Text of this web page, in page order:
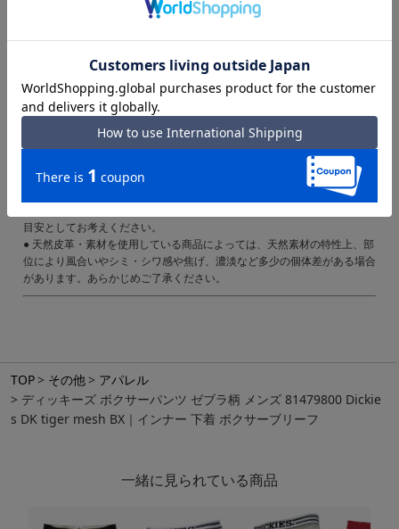
TOP その他
アパレル
ディッキーズ ボクサーパンツ ゼブラ柄 メンズ 81479800 Dickie
s DK tiger mesh BX｜インナー 下着 ボクサーブリーフ
備考｜中国製
ご注意ください｜
● 商品の画像は、できるだけ商品に近いカラーにて掲載をしております。
お客様のモニターの発色または設定により、実際の色味と異なる場合もあ
ります。あらかじめご了承ください。
● メーカーサイズ、もしくは実際に測った寸法となります。商品の素材等
目安としてお考えください。
● 天然皮革・素材を使用している商品によっては、天然素材の特性上、部
位により風合いやシミ・シワ感や焦げ、濃淡など多少の個体差がある場合
があります。あらかじめご了承ください。
一緒に見られている商品